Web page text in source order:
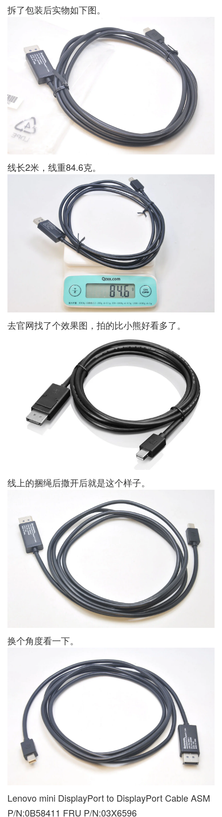
拆了包装后实物如下图。
线长2米，线重84.6克。
去官网找了个效果图，拍的比小熊好看多了。
线上的捆绳后撒开后就是这个样子。
换个角度看一下。
Lenovo mini DisplayPort to DisplayPort Cable ASM
P/N:0B58411 FRU P/N:03X6596